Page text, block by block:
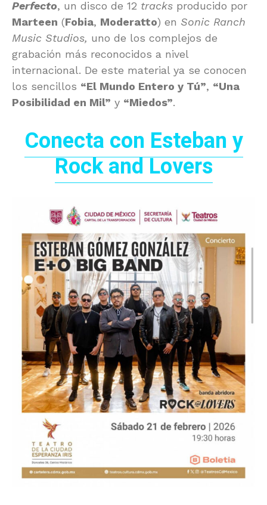
Perfecto, un disco de 12 tracks producido por
Marteen (Fobia, Moderatto) en Sonic Ranch
Music Studios, uno de los complejos de
grabación más reconocidos a nivel
internacional. De este material ya se conocen
los sencillos “El Mundo Entero y Tú”, “Una
Posibilidad en Mil” y “Miedos”.
Conecta con Esteban y
Rock and Lovers